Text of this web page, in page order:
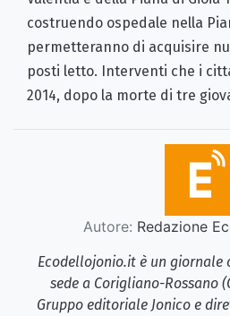
costruendo ospedale nella
permetteranno di acquisire
posti letto. Interventi che i
2014, dopo la morte di tre
Autore: Redazione
Ecodellojonio.it è un giornale
sede a Corigliano-Rossano
Gruppo editoriale Jonico e